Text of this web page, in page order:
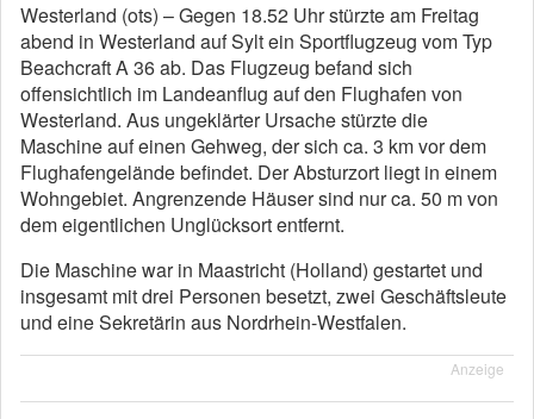
Westerland (ots) – Gegen 18.52 Uhr stürzte am Freitag
abend in Westerland auf Sylt ein Sportflugzeug vom Typ
Beachcraft A 36 ab. Das Flugzeug befand sich
offensichtlich im Landeanflug auf den Flughafen von
Westerland. Aus ungeklärter Ursache stürzte die
Maschine auf einen Gehweg, der sich ca. 3 km vor dem
Flughafengelände befindet. Der Absturzort liegt in einem
Wohngebiet. Angrenzende Häuser sind nur ca. 50 m von
dem eigentlichen Unglücksort entfernt.
Die Maschine war in Maastricht (Holland) gestartet und
insgesamt mit drei Personen besetzt, zwei Geschäftsleute
und eine Sekretärin aus Nordrhein-Westfalen.
Anzeige